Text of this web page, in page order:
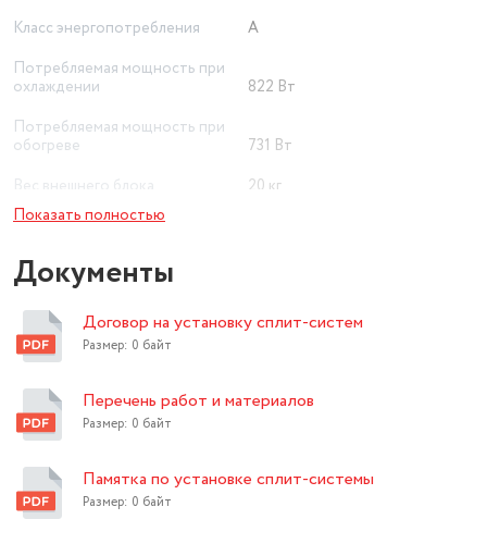
Класс энергопотребления
A
Потребляемая мощность при
охлаждении
822 Вт
Потребляемая мощность при
обогреве
731 Вт
Вес внешнего блока
20 кг
Вес внутреннего блока
Максимальная длина
коммуникаций
Обслуживаемая площадь до
26 кв. м
Вид
автоматическое поддержание
Обогрев
охлаждение / обогрев
Пульт дистанционного
Показать полностью
Документы
Договор на установку сплит-систем
Размер: 0 байт
Перечень работ и материалов
Размер: 0 байт
Памятка по установке сплит-системы
Размер: 0 байт